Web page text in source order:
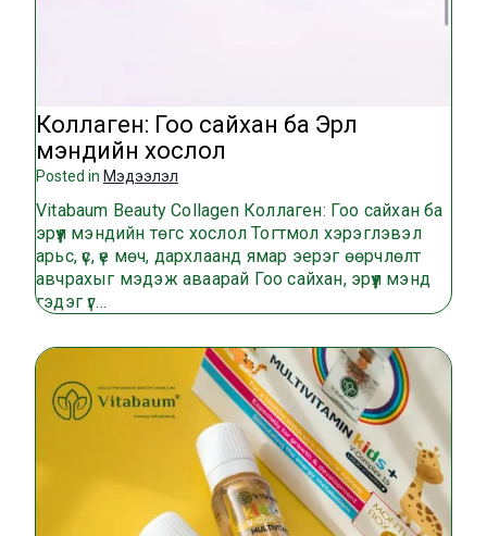
Коллаген: Гоо сайхан ба Эрүүл
мэндийн хослол
Posted in Мэдээлэл
Vitabaum Beauty Collagen Коллаген: Гоо сайхан ба
эрүүл мэндийн төгс хослол Тогтмол хэрэглэвэл
арьс, үс, үе мөч, дархлаанд ямар эерэг өөрчлөлт
авчрахыг мэдэж аваарай Гоо сайхан, эрүүл мэнд
гэдэг үг…